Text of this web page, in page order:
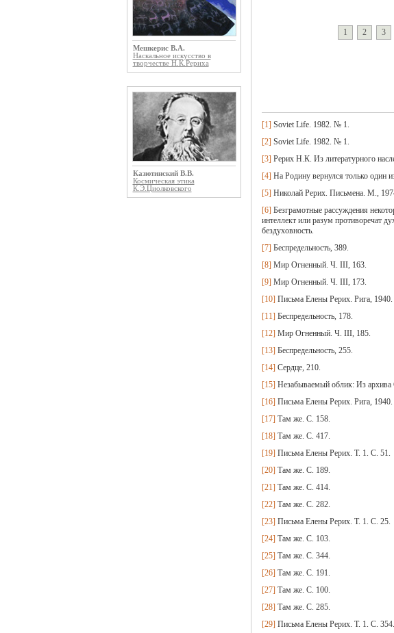
Мешкерис В.А.
Наскальное искусство в
творчестве Н.К.Рериха
Казютинский В.В.
Космическая этика
К.Э.Циолковского
1 2 3
[1] Soviet Life. 1982. № 1.
[2] Soviet Life. 1982. № 1.
[3] Рерих Н.К. Из литературного
[4] На Родину вернулся только один
[5] Николай Рерих. Письмена. М.,
[6] Безграмотные рассуждения
интеллект или разум противоречат
бездуховность.
[7] Беспредельность, 389.
[8] Мир Огненный. Ч. III, 163.
[9] Мир Огненный. Ч. III, 173.
[10] Письма Елены Рерих. Рига,
[11] Беспредельность, 178.
[12] Мир Огненный. Ч. III, 185.
[13] Беспредельность, 255.
[14] Сердце, 210.
[15] Незабываемый облик: Из
[16] Письма Елены Рерих. Рига,
[17] Там же. С. 158.
[18] Там же. С. 417.
[19] Письма Елены Рерих. Т. 1. С. 51.
[20] Там же. С. 189.
[21] Там же. С. 414.
[22] Там же. С. 282.
[23] Письма Елены Рерих. Т. 1. С. 25.
[24] Там же. С. 103.
[25] Там же. С. 344.
[26] Там же. С. 191.
[27] Там же. С. 100.
[28] Там же. С. 285.
[29] Письма Елены Рерих. Т. 1. С. 354.